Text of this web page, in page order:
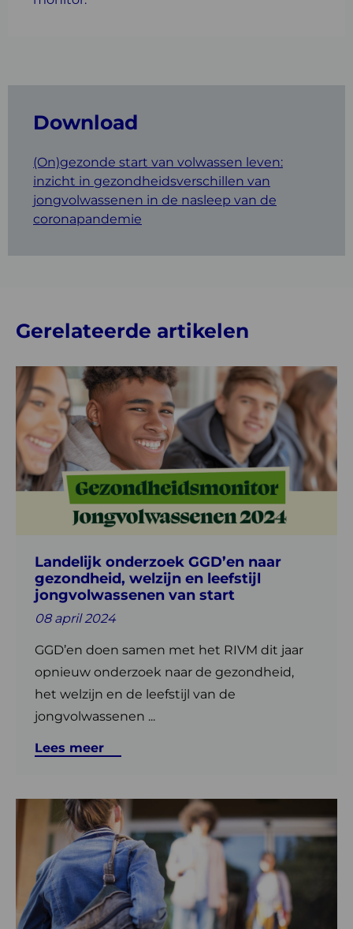
Download
(On)gezonde start van volwassen leven:
inzicht in gezondheidsverschillen van
jongvolwassenen in de nasleep van de
coronapandemie
Gerelateerde artikelen
Landelijk onderzoek GGD’en naar
gezondheid, welzijn en leefstijl
jongvolwassenen van start
08 april 2024
GGD’en doen samen met het RIVM dit jaar
opnieuw onderzoek naar de gezondheid,
het welzijn en de leefstijl van de
jongvolwassenen ...
Lees meer
Lees
meer
over
Landelijk
onderzoek
GGD’en
naar
gezondheid,
leefstijl
jongvolwassenen
van
start
Grote
gezondheidsverschillen
tussen
groepen